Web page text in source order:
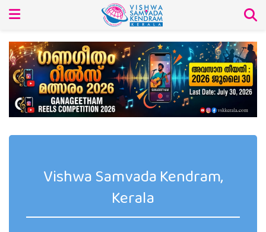
Vishwa Samvada Kendram,
Kerala